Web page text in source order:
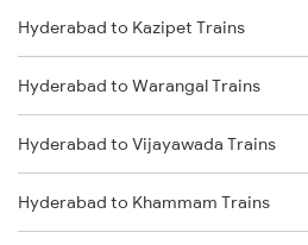
Delhi to Jammu Trains
Mumbai to Delhi Trains
Mumbai to Goa Trains
Chennai to Coimbatore Trains
Hyderabad to Kazipet Trains
Hyderabad to Warangal Trains
Hyderabad to Vijayawada Trains
Hyderabad to Khammam Trains